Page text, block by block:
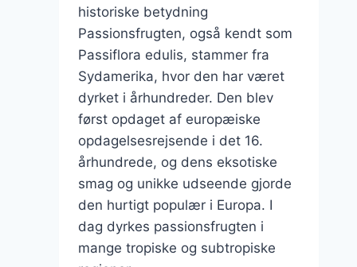
historiske betydning
Passionsfrugten, også kendt som
Passiflora edulis, stammer fra
Sydamerika, hvor den har været
dyrket i århundreder. Den blev
først opdaget af europæiske
opdagelsesrejsende i det 16.
århundrede, og dens eksotiske
smag og unikke udseende gjorde
den hurtigt populær i Europa. I
dag dyrkes passionsfrugten i
mange tropiske og subtropiske